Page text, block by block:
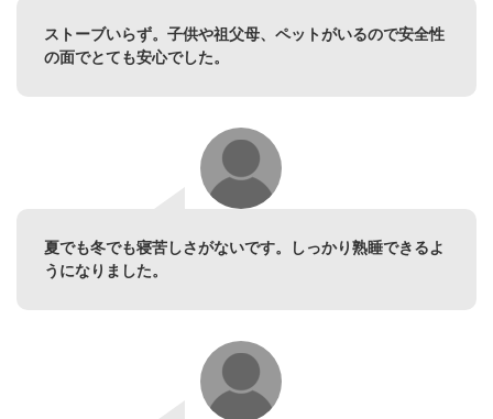
ストーブいらず。子供や祖父母、ペットがいるので安全性
の面でとても安心でした。
夏でも冬でも寝苦しさがないです。しっかり熟睡できるよ
うになりました。